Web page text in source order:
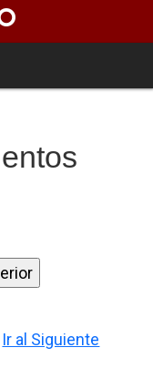
Ir al Siguiente